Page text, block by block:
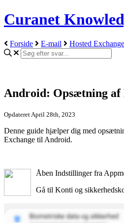
Curanet
Forside E-mail Hosted Exchange
Android: Opsætning af
Opdateret April 28th, 2023
Denne guide hjælper dig med
Exchange til Android.
Åben Indstillinger fra
Gå til Konti og